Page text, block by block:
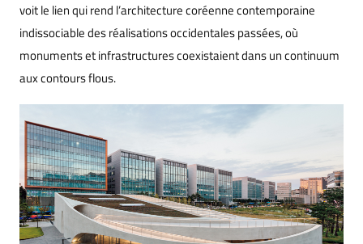
voit le lien qui rend l’architecture coréenne contemporaine
indissociable des réalisations occidentales passées, où
monuments et infrastructures coexistaient dans un continuum
aux contours flous.